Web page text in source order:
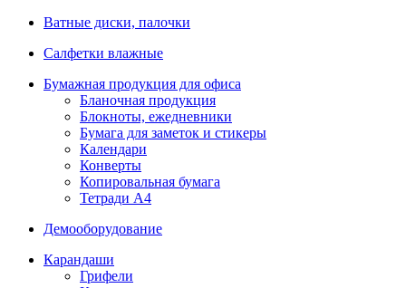
Ватные диски, палочки
Салфетки влажные
Бумажная продукция для офиса
Бланочная продукция
Блокноты, ежедневники
Бумага для заметок и стикеры
Календари
Конверты
Копировальная бумага
Тетради А4
Демооборудование
Карандаши
Грифели